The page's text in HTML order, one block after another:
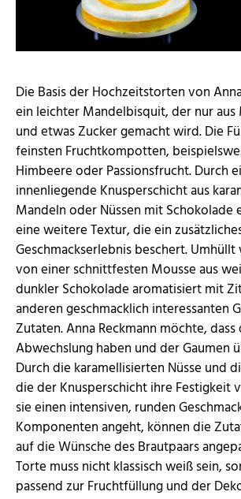
Die Basis der Hochzeitstorten von
ein leichter Mandelbisquit, der nur aus
und etwas Zucker gemacht wird. Die
feinsten Fruchtkompotten,
Himbeere oder Passionsfrucht. Durch
innenliegende Knusperschicht aus
Mandeln oder Nüssen mit Schokolade
eine weitere Textur, die ein
Geschmackserlebnis beschert. Umhüllt
von einer schnittfesten Mousse aus
dunkler Schokolade aromatisiert mit
anderen geschmacklich interessanten
Zutaten. Anna Reckmann möchte, dass
Abwechslung haben und der Gaumen
Durch die karamellisierten Nüsse und
die der Knusperschicht ihre Festigkeit
sie einen intensiven, runden
Komponenten angeht, können die
auf die Wünsche des Brautpaars
Torte muss nicht klassisch weiß sein,
passend zur Fruchtfüllung und der